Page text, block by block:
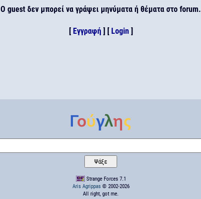
Ο guest δεν μπορεί να γράψει μηνύματα ή θέματα στο forum.
[ Εγγραφή] [ Login ]
Strange Forces 7.1
Aris Agrippas© 2002-2026
All right, got me.